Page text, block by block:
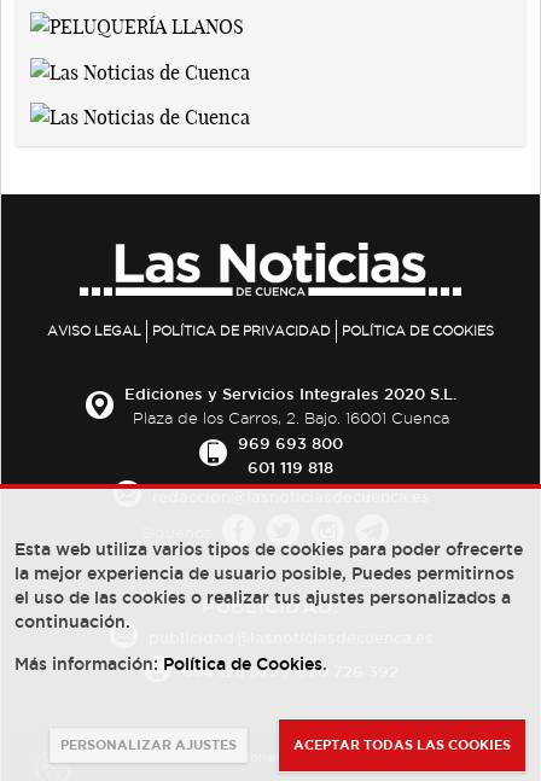
AVISO LEGAL POLÍTICA DE PRIVACIDAD POLÍTICA DE COOKIES
Ediciones y Servicios Integrales 2020 S.L.
Plaza de los Carros, 2. Bajo. 16001 Cuenca
969 693 800
601 119 818
PUBLICIDAD:
684 126 573/670 726 392
Esta web utiliza varios tipos de cookies para poder ofrecerte
la mejor experiencia de usuario posible, Puedes permitirnos
el uso de las cookies o realizar tus ajustes personalizados a
continuación.
Más información: Política de Cookies.
PERSONALIZAR AJUSTES ACEPTAR TODAS LAS COOKIES